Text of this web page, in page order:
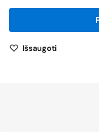
Išsaugoti